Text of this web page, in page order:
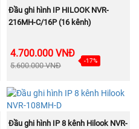
MUA NGAY
Đầu ghi hình IP HILOOK NVR-
216MH-C/16P (16 kênh)
4.700.000 VNĐ
5.600.000 VNĐ
-17%
MUA NGAY
Đầu ghi hình IP 8 kênh Hilook NVR-